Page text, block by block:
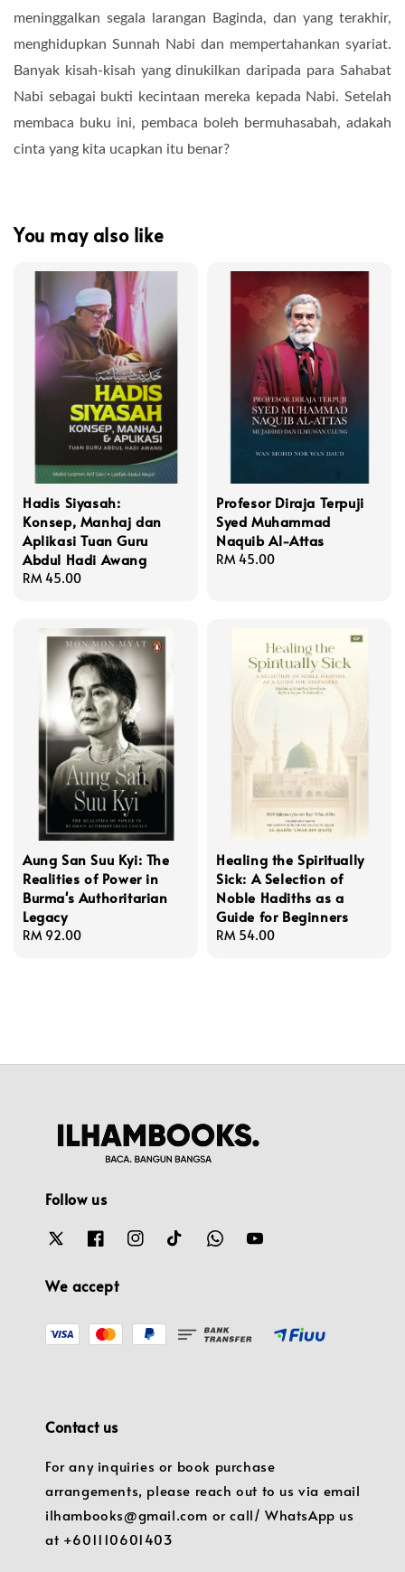
meninggalkan segala larangan Baginda, dan yang terakhir,
menghidupkan Sunnah Nabi dan mempertahankan syariat.
Banyak kisah-kisah yang dinukilkan daripada para Sahabat
Nabi sebagai bukti kecintaan mereka kepada Nabi. Setelah
membaca buku ini, pembaca boleh bermuhasabah, adakah
cinta yang kita ucapkan itu benar?
You may also like
Hadis Siyasah:
Konsep, Manhaj dan
Aplikasi Tuan Guru
Abdul Hadi Awang
Regular
RM 45.00
Profesor Diraja Terpuji
Syed Muhammad
Naquib Al-Attas
Regular
RM 45.00
Aung San Suu Kyi: The
Realities of Power in
Burma's Authoritarian
Legacy
Regular
RM 92.00
Healing the Spiritually
Sick: A Selection of
Noble Hadiths as a
Guide for Beginners
Regular
RM 54.00
Follow us
We accept
Contact us
For any inquiries or book purchase
arrangements, please reach out to us via email
ilhambooks@gmail.com or call/ WhatsApp us
at +601110601403